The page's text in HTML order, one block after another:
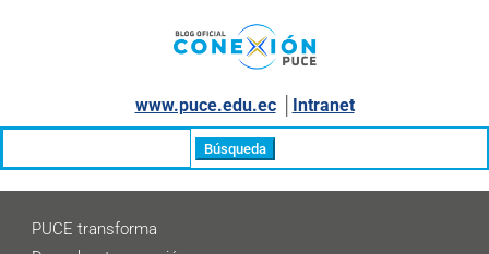
www.puce.edu.ec│ Intranet
PUCE transforma